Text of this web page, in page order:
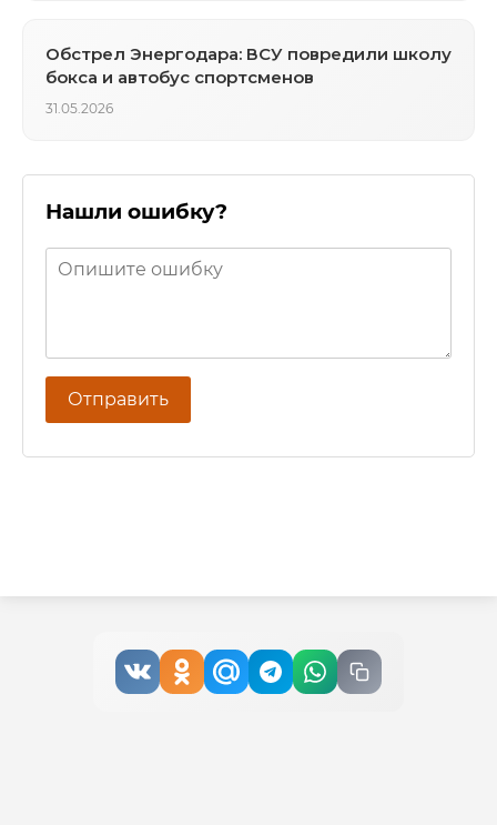
Обстрел Энергодара: ВСУ повредили школу
бокса и автобус спортсменов
31.05.2026
Нашли ошибку?
Отправить